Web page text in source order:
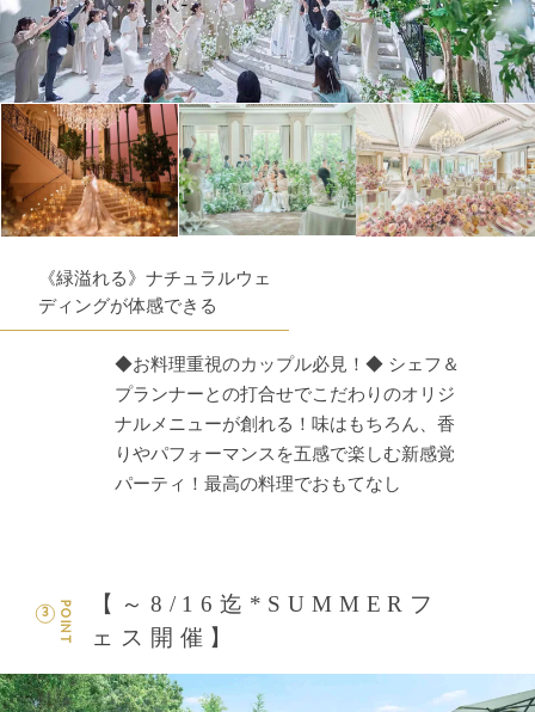
《緑溢れる》ナチュラルウェ
ディングが体感できる
◆お料理重視のカップル必見！◆ シェフ＆
プランナーとの打合せでこだわりのオリジ
ナルメニューが創れる！味はもちろん、香
りやパフォーマンスを五感で楽しむ新感覚
パーティ！最高の料理でおもてなし
POINT
3
【～8/16迄*SUMMERフ
ェス開催】